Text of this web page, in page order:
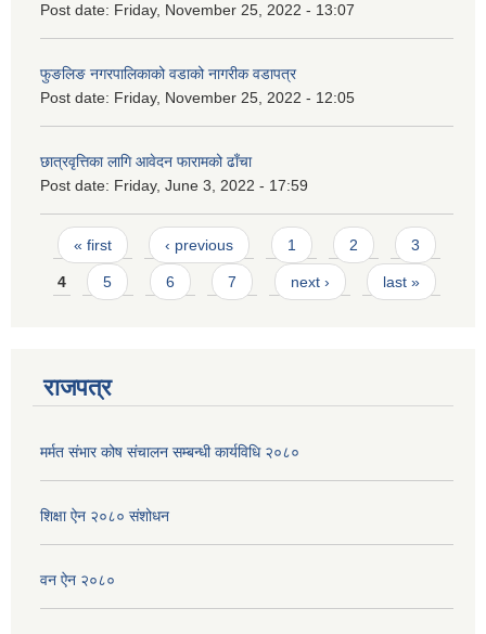
Post date: Friday, November 25, 2022 - 13:07
फुङलिङ नगरपालिकाको वडाको नागरीक वडापत्र
Post date: Friday, November 25, 2022 - 12:05
छात्रवृत्तिका लागि आवेदन फारामको ढाँचा
Post date: Friday, June 3, 2022 - 17:59
Pages
« first ‹ previous 1 2 3
4 5 6 7 next › last »
राजपत्र
मर्मत संभार कोष संचालन सम्बन्धी कार्यविधि २०८०
शिक्षा ऐन २०८० संशोधन
वन ऐन २०८०